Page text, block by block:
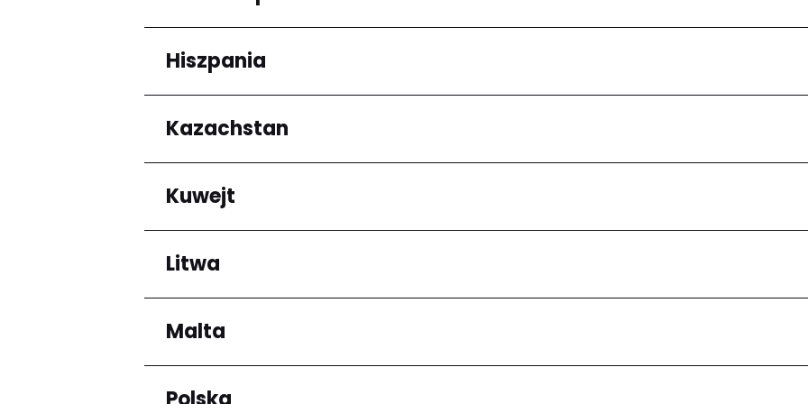
Arrondissement de Cayenne
Regiony
Grande-Terre
Hiszpania
Regiony
Andalucía
Kazachstan
Regiony
Almaty Region
Kuwejt
Regiony
Mubarak al-Kabir
Litwa
Regiony
Okręg kłajpedzki
Okręg mariampolski
Panevėžio apskritis
Malta
Regiony